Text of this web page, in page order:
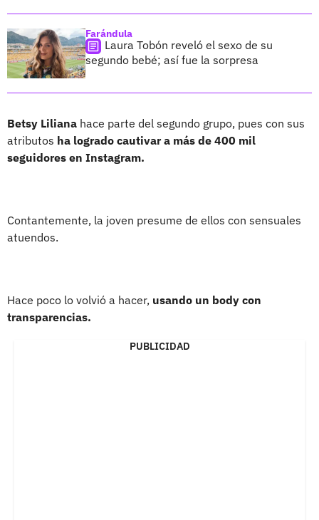
Farándula
Laura Tobón reveló el sexo de su
segundo bebé; así fue la sorpresa
Betsy Liliana hace parte del segundo grupo, pues con sus
atributos ha logrado cautivar a más de 400 mil
seguidores en Instagram.
Contantemente, la joven presume de ellos con sensuales
atuendos.
Hace poco lo volvió a hacer, usando un body con
transparencias.
PUBLICIDAD